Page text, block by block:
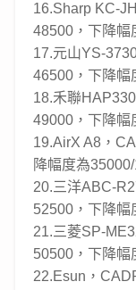
16.Sharp KC-
48500，下降幅
17.元山YS-
46500，下降幅
18.禾聯
49000，下降幅
19.AirX A8，
降幅度為
20.三洋ABC-
52500，下降幅
21.三菱SP-
50500，下降幅
22.Esun，